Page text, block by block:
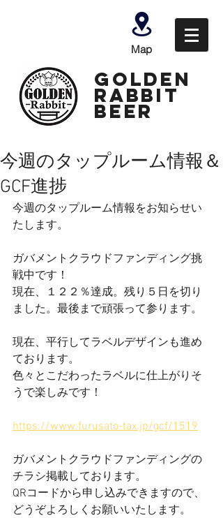
Map
GOLDEN
Rabbit
Beer
今週のタップルーム情報＆
GCF進捗
今週のタップルーム情報をお知らせい
たします。
ガバメントクラウドファンディング挑
戦中です！
現在、１２２％達成。残り５日を切り
ました。最後まで頑張って参ります。
現在、平行してラベルデザインも進め
ております。
色々とこだわったラベルに仕上がりそ
うで楽しみです！
https://www.furusato-tax.jp/gcf/1519
ガバメントクラウドファンディングの
チラシ掲載しております。
QRコードから申し込みできますので、
どうぞよろしくお願いいたします。